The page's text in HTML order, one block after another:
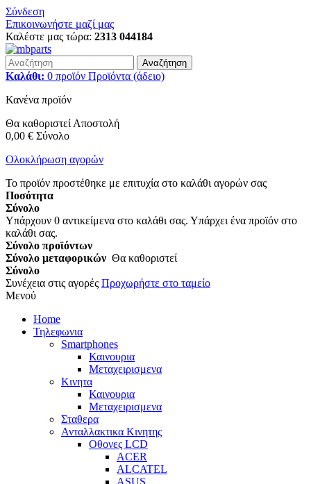
Σύνδεση
Επικοινωνήστε μαζί μας
Καλέστε μας τώρα: 2313 044184
Αναζήτηση
Καλάθι: 0 προϊόν Προϊόντα (άδειο)
Κανένα προϊόν
Θα καθοριστεί Αποστολή
0,00 € Σύνολο
Ολοκλήρωση αγορών
Το προϊόν προστέθηκε με επιτυχία στο καλάθι αγορών σας
Ποσότητα
Σύνολο
Υπάρχουν 0 αντικείμενα στο καλάθι σας. Υπάρχει ένα προϊόν στο
καλάθι σας.
Σύνολο προϊόντων
Σύνολο μεταφορικών Θα καθοριστεί
Σύνολο
Συνέχεια στις αγορές Προχωρήστε στο ταμείο
Μενού
Home
Τηλεφωνια
Smartphones
Καινουρια
Μεταχειρισμενα
Κινητα
Καινουρια
Μεταχειρισμενα
Σταθερα
Ανταλλακτικα Κινητης
Οθονες LCD
ACER
ALCATEL
ASUS